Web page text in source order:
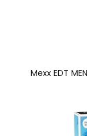
Mexx EDT